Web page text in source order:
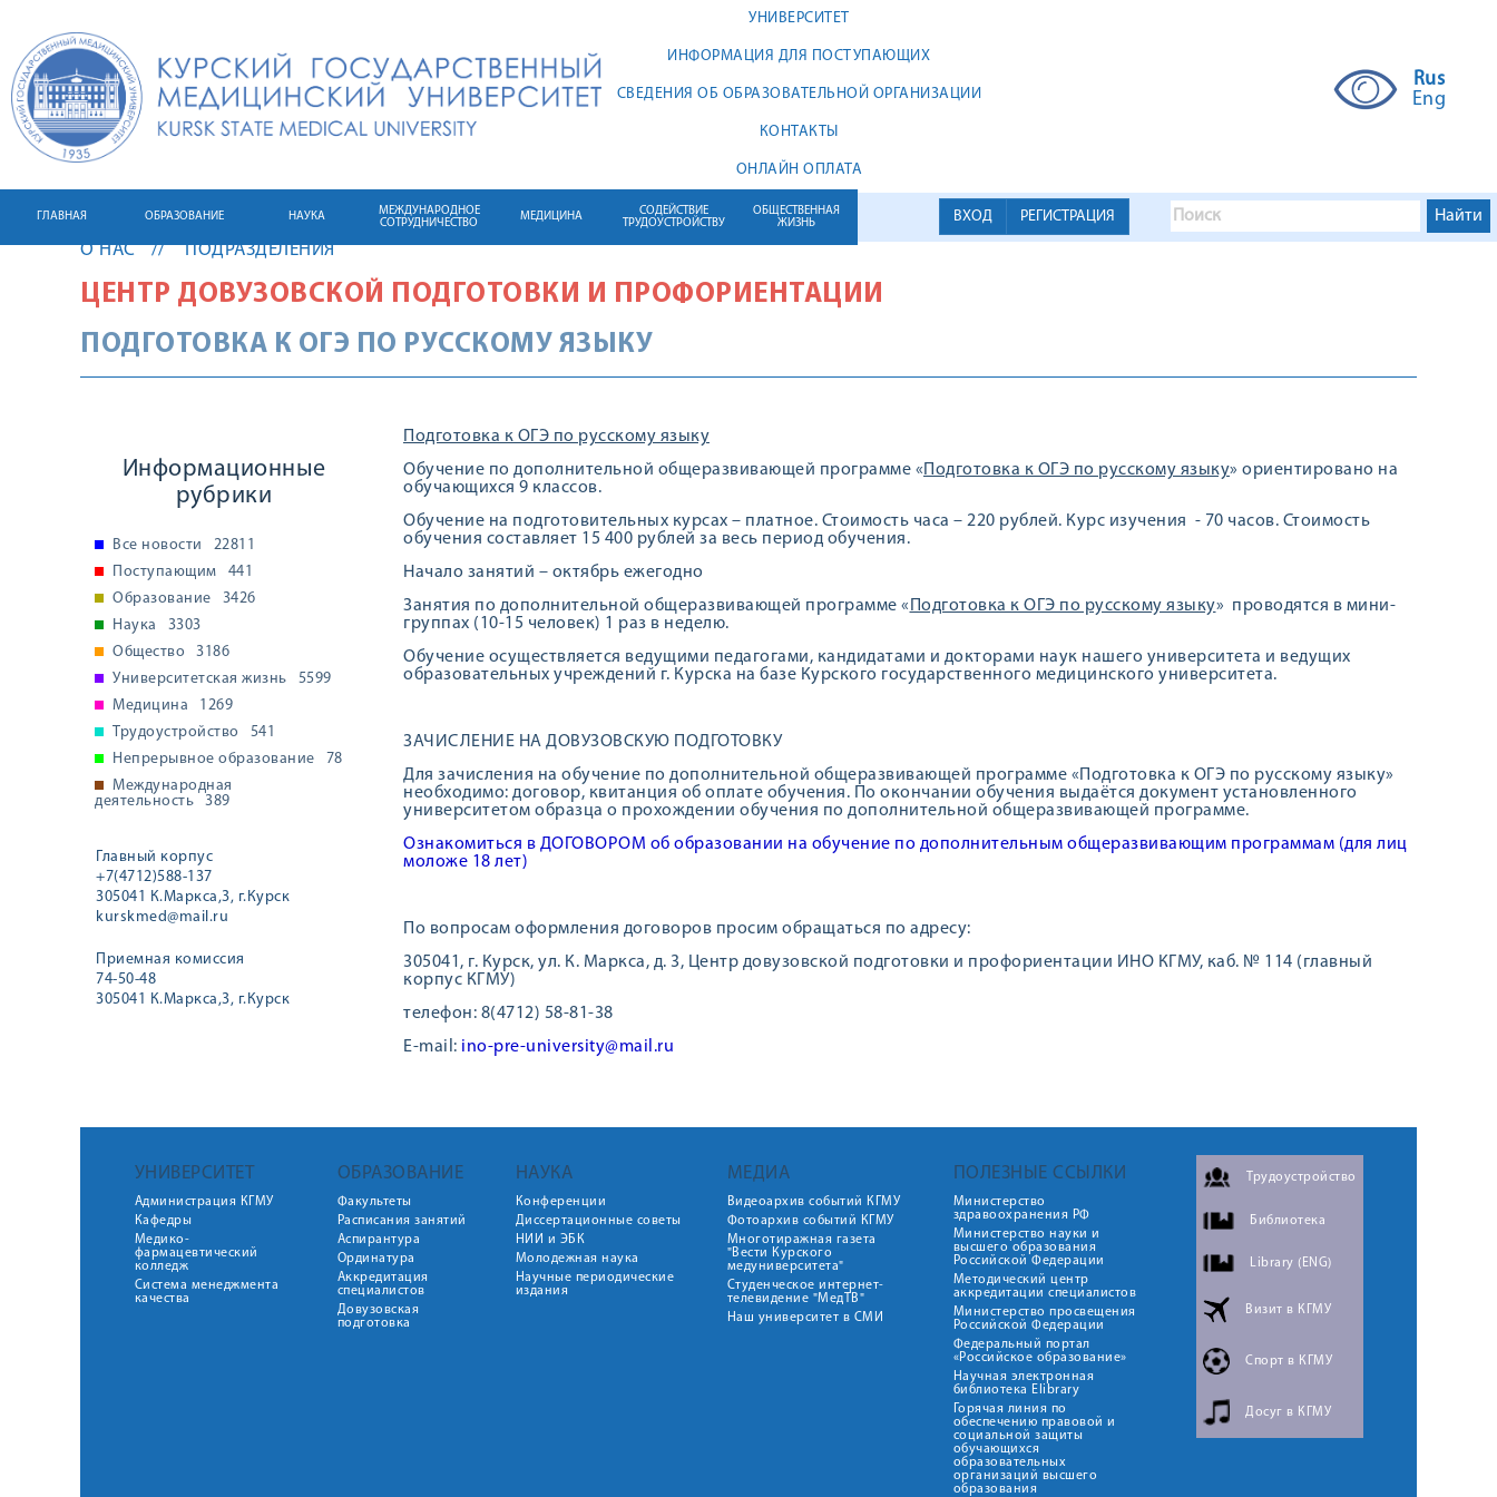
УНИВЕРСИТЕТ
ИНФОРМАЦИЯ ДЛЯ ПОСТУПАЮЩИХ
СВЕДЕНИЯ ОБ ОБРАЗОВАТЕЛЬНОЙ ОРГАНИЗАЦИИ
КОНТАКТЫ
ОНЛАЙН ОПЛАТА
Rus
Eng
ВХОД РЕГИСТРАЦИЯ
ГЛАВНАЯ ОБРАЗОВАНИЕ НАУКА
МЕЖДУНАРОДНОЕ
СОТРУДНИЧЕСТВО
МЕДИЦИНА
СОДЕЙСТВИЕ
ТРУДОУСТРОЙСТВУ
ОБЩЕСТВЕННАЯ
ЖИЗНЬ
О НАС ПОДРАЗДЕЛЕНИЯ
ЦЕНТР ДОВУЗОВСКОЙ ПОДГОТОВКИ И ПРОФОРИЕНТАЦИИ
ПОДГОТОВКА К ОГЭ ПО РУССКОМУ ЯЗЫКУ
Информационные
рубрики
Все новости
22811
Поступающим
441
Образование
3426
Наука
3303
Общество
3186
Университетская жизнь
5599
Медицина
1269
Трудоустройство
541
Непрерывное образование
78
Международная
деятельность
389
Главный корпус
+7(4712)588-137
305041 К.Маркса,3, г.Курск
kurskmed@mail.ru
Приемная комиссия
74-50-48
305041 К.Маркса,3, г.Курск
Подготовка к ОГЭ по русскому языку
Обучение по дополнительной общеразвивающей программе « Подготовка к ОГЭ по русскому языку» ориентировано на
обучающихся 9 классов.
Обучение на подготовительных курсах – платное. Стоимость часа – 220 рублей. Курс изучения - 70 часов. Стоимость
обучения составляет 15 400 рублей за весь период обучения.
Начало занятий – октябрь ежегодно
Занятия по дополнительной общеразвивающей программе « Подготовка к ОГЭ по русскому языку» проводятся в мини-
группах (10-15 человек) 1 раз в неделю.
Обучение осуществляется ведущими педагогами, кандидатами и докторами наук нашего университета и ведущих
образовательных учреждений г. Курска на базе Курского государственного медицинского университета.
ЗАЧИСЛЕНИЕ НА ДОВУЗОВСКУЮ ПОДГОТОВКУ
Для зачисления на обучение по дополнительной общеразвивающей программе «Подготовка к ОГЭ по русскому языку»
необходимо: договор, квитанция об оплате обучения. По окончании обучения выдаётся документ установленного
университетом образца о прохождении обучения по дополнительной общеразвивающей программе.
Ознакомиться в ДОГОВОРОМ об образовании на обучение по дополнительным общеразвивающим программам (для лиц
моложе 18 лет)
По вопросам оформления договоров просим обращаться по адресу:
305041, г. Курск, ул. К. Маркса, д. 3, Центр довузовской подготовки и профориентации ИНО КГМУ, каб. № 114 (главный
корпус КГМУ)
телефон: 8(4712) 58-81-38
E-mail: ino-pre-university@mail.ru
УНИВЕРСИТЕТ
Администрация КГМУ
Кафедры
Медико-
фармацевтический
колледж
Система менеджмента
качества
ОБРАЗОВАНИЕ
Факультеты
Расписания занятий
Аспирантура
Ординатура
Аккредитация
специалистов
Довузовская
подготовка
НАУКА
Конференции
Диссертационные советы
НИИ и ЭБК
Молодежная наука
Научные периодические
издания
МЕДИА
Видеоархив событий КГМУ
Фотоархив событий КГМУ
Многотиражная газета
"Вести Курского
медуниверситета"
Студенческое интернет-
телевидение "МедТВ"
Наш университет в СМИ
ПОЛЕЗНЫЕ ССЫЛКИ
Министерство
здравоохранения РФ
Министерство науки и
высшего образования
Российской Федерации
Методический центр
аккредитации специалистов
Министерство просвещения
Российской Федерации
Федеральный портал
«Российское образование»
Научная электронная
библиотека Elibrary
Горячая линия по
обеспечению правовой и
социальной защиты
обучающихся
образовательных
организаций высшего
образования
Трудоустройство
Библиотека
Library (ENG)
Визит в КГМУ
Спорт в КГМУ
Досуг в КГМУ